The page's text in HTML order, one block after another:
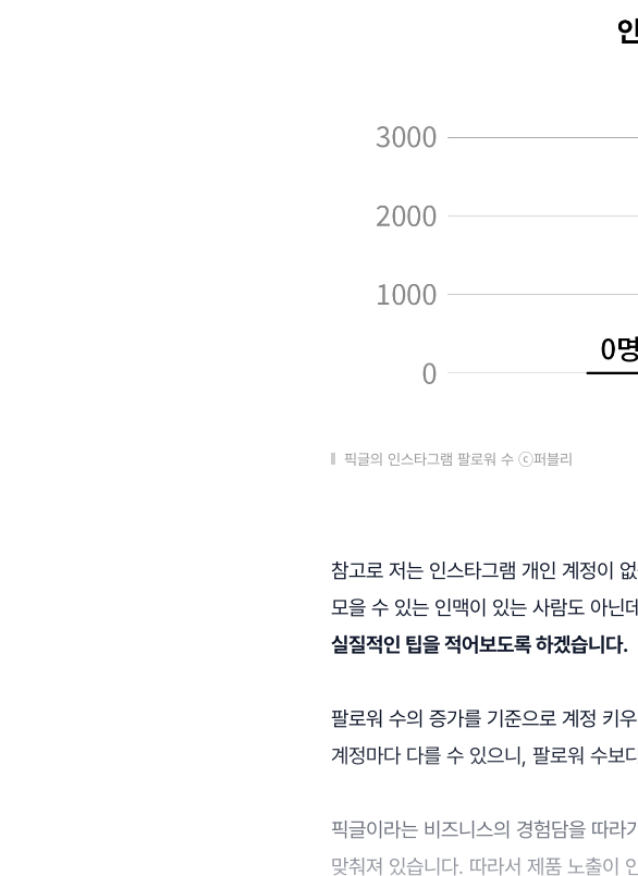
픽글의 인스타그램 팔로워 수 ⓒ퍼블리
참고로 저는 인스타그램 개인 계정이
모을 수 있는 인맥이 있는 사람도 아닌
실질적인 팁을 적어보도록 하겠습니다.
팔로워 수의 증가를 기준으로 계정 키
계정마다 다를 수 있으니, 팔로워 수보
픽글이라는 비즈니스의 경험담을 따
맞춰져 있습니다. 따라서 제품 노출이